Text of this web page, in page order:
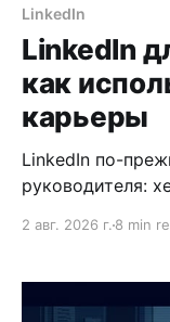
LinkedIn
LinkedIn
как
карьеры
LinkedIn по-
руководителя:
2 авг. 2026 г. 8 min